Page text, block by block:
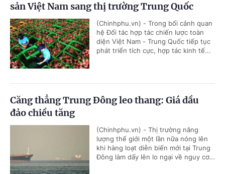
sản Việt Nam sang thị trường Trung Quốc
(Chinhphu.vn) - Trong bối cảnh quan
hệ Đối tác hợp tác chiến lược toàn
diện Việt Nam - Trung Quốc tiếp tục
phát triển tích cực, hợp tác kinh tế...
Căng thẳng Trung Đông leo thang: Giá dầu
đảo chiều tăng
(Chinhphu.vn) - Thị trường năng
lượng thế giới một lần nữa nóng lên
khi hàng loạt diễn biến mới tại Trung
Đông làm dấy lên lo ngại về nguy cơ...